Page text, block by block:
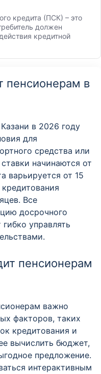
кредита (ПСК) – это
должен
кредитной
пенсионерам в
в 2026 году
для
средства или
начинаются от
варьируется от 15
Все
досрочного
управлять
пенсионерам
важно
факторов, таких
кредитования и
вычислить бюджет,
предложение.
интерактивным